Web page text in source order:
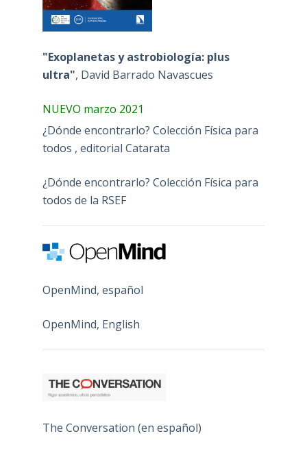
"Exoplanetas y astrobiología: plus
ultra", David Barrado Navascues
NUEVO marzo 2021
¿Dónde encontrarlo? Colección Física para
todos , editorial Catarata
¿Dónde encontrarlo? Colección Física para
todos de la RSEF
OpenMind, español
OpenMind, English
The Conversation (en español)